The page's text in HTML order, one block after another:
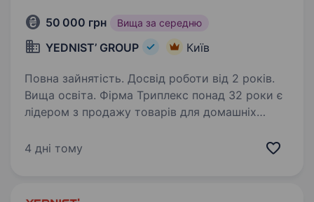
50 000 грн Вища за середню
YEDNIST’ GROUP Київ
Повна зайнятість. Досвід роботи від 2 років.
Вища освіта. Фірма Триплекс понад 32 роки є
лідером з продажу товарів для домашніх
виробничої компанії YEDNIST' GROUP. Факти
4 дні тому